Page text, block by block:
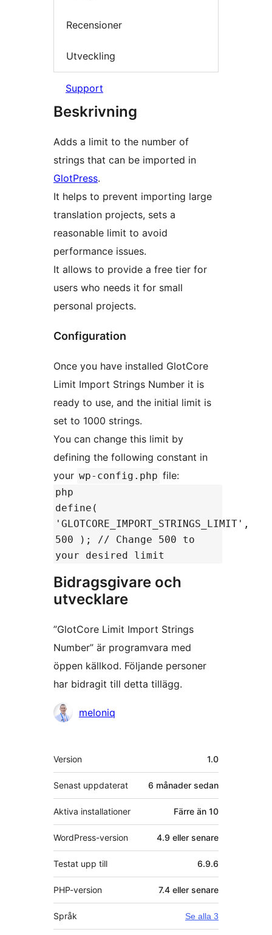
Recensioner
Utveckling
Support
Beskrivning
Adds a limit to the number of
strings that can be imported in
GlotPress.
It helps to prevent importing large
translation projects, sets a
reasonable limit to avoid
performance issues.
It allows to provide a free tier for
users who needs it for small
personal projects.
Configuration
Once you have installed GlotCore
Limit Import Strings Number it is
ready to use, and the initial limit is
set to 1000 strings.
You can change this limit by
defining the following constant in
your wp-config.php file:
php
define(
'GLOTCORE_IMPORT_STRINGS_LIMIT',
500 ); // Change 500 to
your desired limit
Bidragsgivare och
utvecklare
”GlotCore Limit Import Strings
Number” är programvara med
öppen källkod. Följande personer
har bidragit till detta tillägg.
Bidragande
meloniq
Meta
Version 1.0
Senast uppdaterat 6 månader sedan
Aktiva installationer Färre än 10
WordPress-version 4.9 eller senare
Testat upp till 6.9.6
PHP-version 7.4 eller senare
Språk Se alla 3